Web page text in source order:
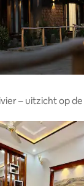
– uitzicht op